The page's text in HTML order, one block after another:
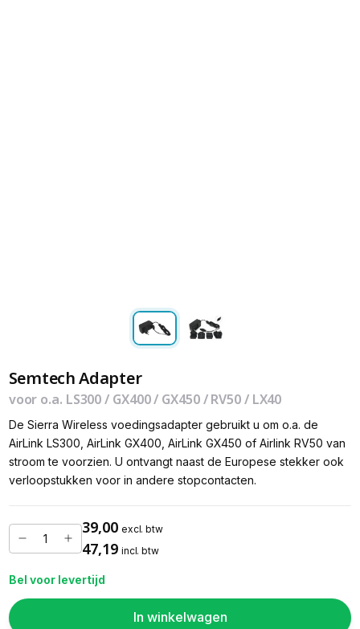
Semtech Adapter
voor o.a. LS300 / GX400 / GX450 / RV50 / LX40
De Sierra Wireless voedingsadapter gebruikt u om o.a. de
AirLink LS300, AirLink GX400, AirLink GX450 of Airlink RV50 van
stroom te voorzien. U ontvangt naast de Europese stekker ook
verloopstukken voor in andere stopcontacten.
39,00 excl. btw
47,19 incl. btw
Bel voor levertijd
In winkelwagen